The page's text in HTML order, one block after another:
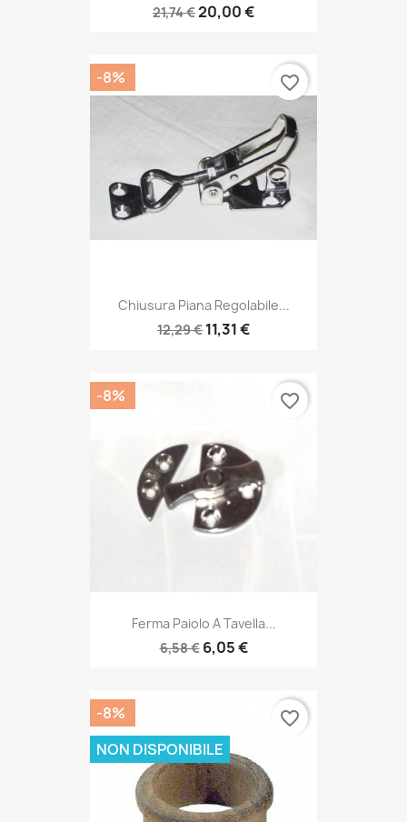
21,74 €20,00 €
Chiusura Piana Regolabile...
12,29 € 11,31 €
-8% favorite_border
Ferma Paiolo A Tavella...
6,58 € 6,05 €
-8% favorite_border
-8%
NON DISPONIBILE
favorite_border